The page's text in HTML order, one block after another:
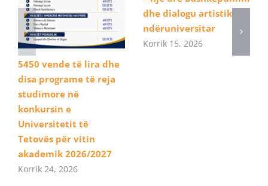
5450 vende të lira dhe
disa programe të reja
studimore në
konkursin e
Universitetit të
Tetovës për vitin
akademik 2026/2027
Korrik 24, 2026
dhe dialogu artistik
ndëruniversitar
Korrik 15, 2026